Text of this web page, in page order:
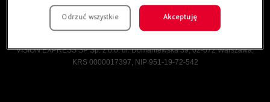
VISION EXPRESS SP Sp. z o.o. ul. Domaniewska 39, 02-672 Warszawa,
KRS 0000017397, NIP 951-19-72-542
Odrzuć wszystkie Akceptuję